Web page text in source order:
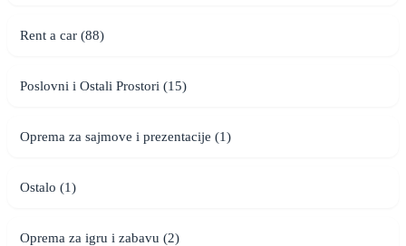
Rent a car (88)
Poslovni i Ostali Prostori (15)
Oprema za sajmove i prezentacije (1)
Ostalo (1)
Oprema za igru i zabavu (2)